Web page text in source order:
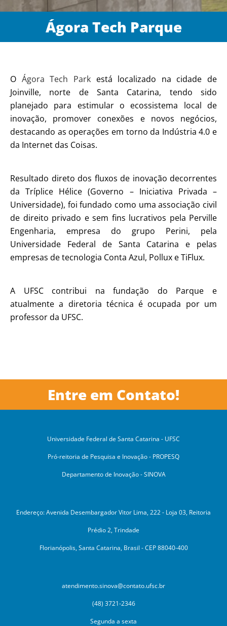
Ágora Tech Parque
O Ágora Tech Parkestá localizado na cidade de
Joinville, norte de Santa Catarina, tendo sido
planejado para estimular o ecossistema local de
inovação, promover conexões e novos negócios,
destacando as operações em torno da Indústria 4.0 e
da Internet das Coisas.
Resultado direto dos fluxos de inovação decorrentes
da Tríplice Hélice (Governo – Iniciativa Privada –
Universidade), foi fundado como uma associação civil
de direito privado e sem fins lucrativos pela Perville
Engenharia, empresa do grupo Perini, pela
Universidade Federal de Santa Catarina e pelas
empresas de tecnologia Conta Azul, Pollux e TiFlux.
A UFSC contribui na fundação do Parque e
atualmente a diretoria técnica é ocupada por um
professor da UFSC.
Entre em Contato!
Universidade Federal de Santa Catarina - UFSC
Pró-reitoria de Pesquisa e Inovação - PROPESQ
Departamento de Inovação - SINOVA
Endereço: Avenida Desembargador Vitor Lima, 222 - Loja 03, Reitoria
Prédio 2, Trindade
Florianópolis, Santa Catarina, Brasil - CEP 88040-400
atendimento.sinova@contato.ufsc.br
(48) 3721-2346
Segunda a sexta